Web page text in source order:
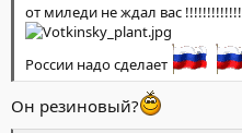
от миледи не ждал вас !!!!!!!!!!!!!
России надо сделает
Он резиновый?